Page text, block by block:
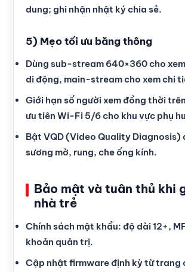
dung; ghi nhận nhật ký chia sẻ.
5) Mẹo tối ưu băng thông
Dùng sub-stream 640×360 cho
di động, main-stream cho xem chi
Giới hạn số người xem đồng thời
ưu tiên Wi-Fi 5/6 cho khu vực phụ
Bật VQD (Video Quality Diagnosis)
sương mờ, rung, che ống kính.
Bảo mật và tuân thủ khi
nhà trẻ
Chính sách mật khẩu: độ dài 12+,
khoản quản trị.
Cập nhật firmware định kỳ từ trang